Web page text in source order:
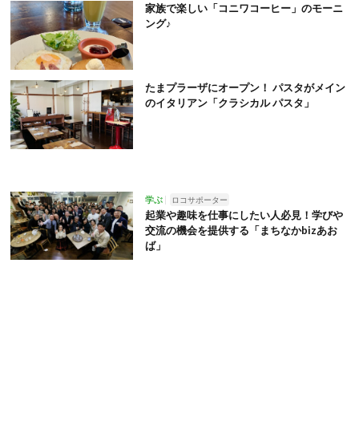
家族で楽しい「コニワコーヒー」のモーニ
ング♪
たまプラーザにオープン！ パスタがメイン
のイタリアン「クラシカル パスタ」
学ぶ ロコサポーター
起業や趣味を仕事にしたい人必見！学びや
交流の機会を提供する「まちなかbizあお
ば」